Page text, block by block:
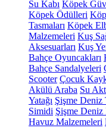
Su Kabı Köpek
Köpek Ödülleri
Tasmaları Köpek
Malzemeleri Kuş
Aksesuarları Kuş
Bahçe Oyuncakları
Bahçe Sandalyeleri
Scooter Çocuk
Akülü Araba Su
Yatağı Şişme Deniz
Simidi Şişme
Havuz Malzemeleri